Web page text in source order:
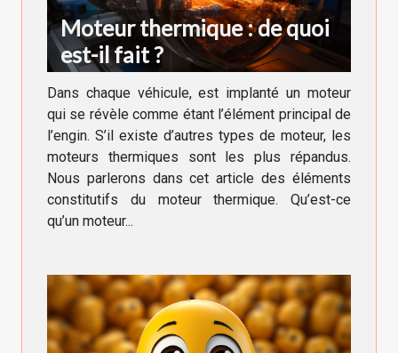
Moteur thermique : de quoi
est-il fait ?
Dans chaque véhicule, est implanté un moteur
qui se révèle comme étant l’élément principal de
l’engin. S’il existe d’autres types de moteur, les
moteurs thermiques sont les plus répandus.
Nous parlerons dans cet article des éléments
constitutifs du moteur thermique. Qu’est-ce
qu’un moteur...